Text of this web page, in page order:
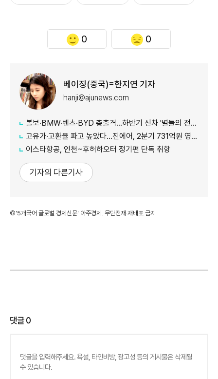
0 0
베이징(중국)=한지연 기자
hanji@ajunews.com
볼보·BMW·벤츠·BYD 총출격...하반기 신차 '별들의 전쟁'
고유가·고환율 파고 높았다…진에어, 2분기 731억원 영업적자
이스타항공, 인천~후허하오터 정기편 단독 취항
기자의 다른기사
©'5개국어 글로벌 경제신문' 아주경제. 무단전재·재배포 금지
댓글0